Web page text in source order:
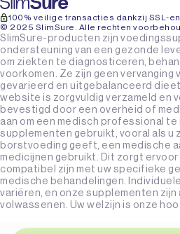
100% veilige transacties dankzij SSL-
© 2025 SlimSure. Alle rechten
SlimSure-producten zijn
ondersteuning van een gezonde
om ziekten te diagnosticeren,
voorkomen. Ze zijn geen vervanging
gevarieerd en uitgebalanceerd
website is zorgvuldig verzameld en
bevestigd door een overheid of
aan om een medisch professional
supplementen gebruikt, vooral als u
borstvoeding geeft, een medische
medicijnen gebruikt. Dit zorgt
compatibel zijn met uw specifieke
medische behandelingen.
variëren, en onze supplementen
volwassenen. Uw welzijn is onze